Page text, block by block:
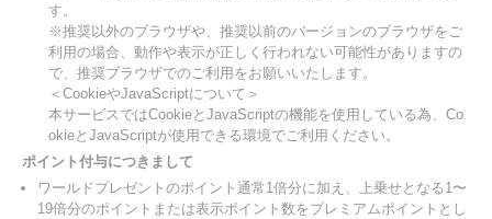
す。
※推奨以外のブラウザや、推奨以前のバージョンのブラウザをご
利用の場合、動作や表示が正しく行われない可能性がありますの
で、推奨ブラウザでのご利用をお願いいたします。
＜CookieやJavaScriptについて＞
本サービスではCookieとJavaScriptの機能を使用している為、Co
okieとJavaScriptが使用できる環境でご利用ください。
ポイント付与につきまして
ワールドプレゼントのポイント通常1倍分に加え、上乗せとなる1〜
19倍分のポイントまたは表示ポイント数をプレミアムポイントとし